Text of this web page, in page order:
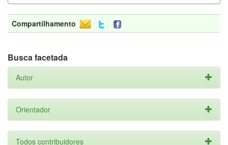
Compartilhamento
Busca facetada
Autor
Orientador
Todos contribuidores